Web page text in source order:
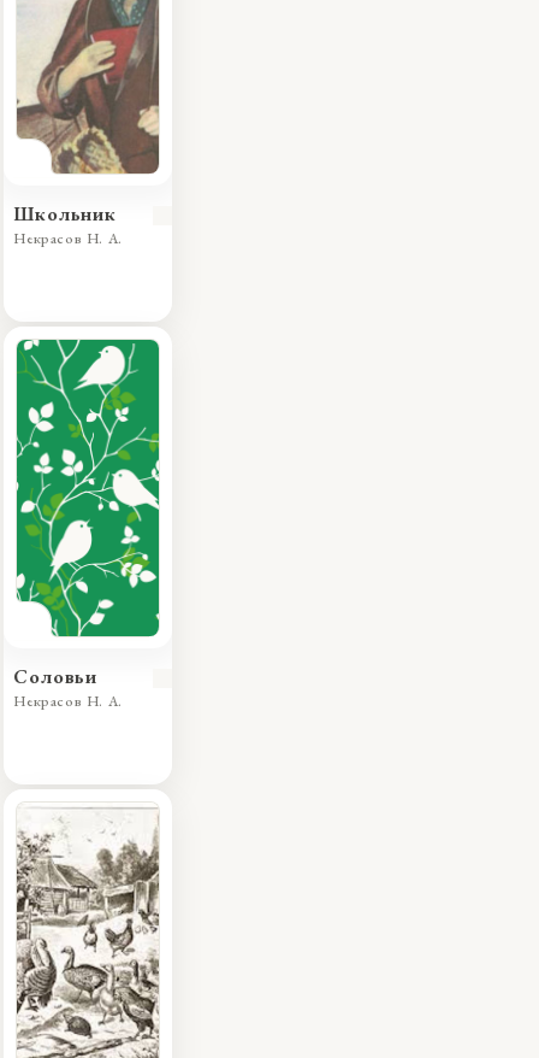
Школьник
Некрасов Н. А.
Соловьи
Некрасов Н. А.